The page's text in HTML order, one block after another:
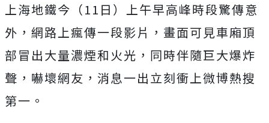
上海地鐵今（11日）上午早高峰時段驚傳意
外，網路上瘋傳一段影片，畫面可見車廂頂
部冒出大量濃煙和火光，同時伴隨巨大爆炸
聲，嚇壞網友，消息一出立刻衝上微博熱搜
第一。